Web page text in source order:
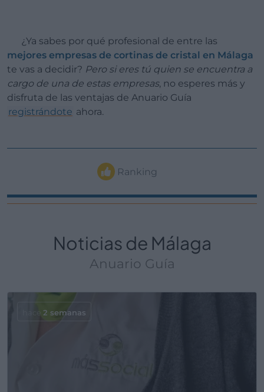
¿Ya sabes por qué profesional de entre las
mejores empresas de cortinas de cristal en Málaga
te vas a decidir? Pero si eres tú quien se encuentra a
cargo de una de estas empresas, no esperes más y
disfruta de las ventajas de Anuario Guía
registrándote ahora.
Ranking
Noticias de Málaga
Anuario Guía
hace 2 semanas